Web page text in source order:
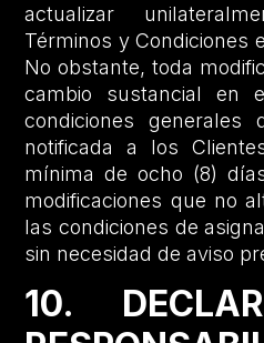
actualizar
Términos y Condiciones
No obstante, toda
cambio sustancial en
condiciones generales
notificada a los
mínima de ocho (8)
modificaciones que no
las condiciones de
sin necesidad de aviso
10.